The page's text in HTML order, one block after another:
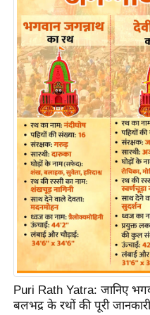
ष
प्र
भु
म
हि
मा
स्थ
त्यो
हा
र
Puri Rath Yatra: जानिए
बलभद्र के रथों की पूरी जानकारी